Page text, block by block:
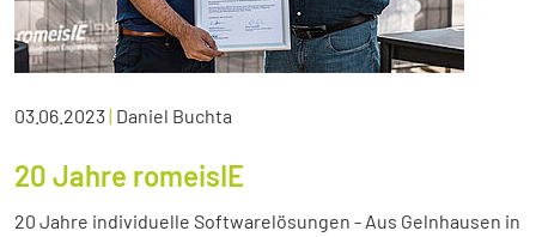
03.06.2023| Daniel Buchta
20 Jahre romeisIE
20 Jahre individuelle Softwarelösungen - Aus Gelnhausen in